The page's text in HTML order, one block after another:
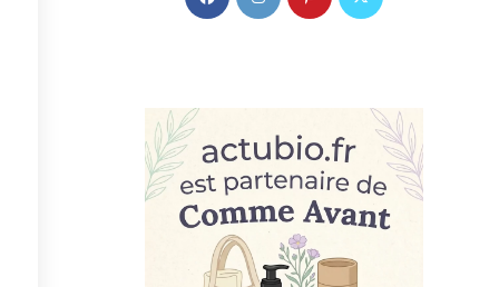
e
d
a
n
s
e
d
a
s
e
d
a
s
r
e
d
a